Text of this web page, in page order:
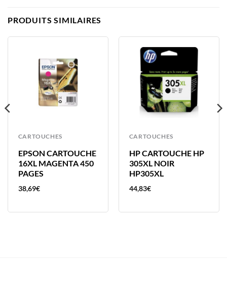
PRODUITS SIMILAIRES
CARTOUCHES
EPSON CARTOUCHE
16XL MAGENTA 450
PAGES
38,69€
CARTOUCHES
HP CARTOUCHE HP
305XL NOIR
HP305XL
44,83€